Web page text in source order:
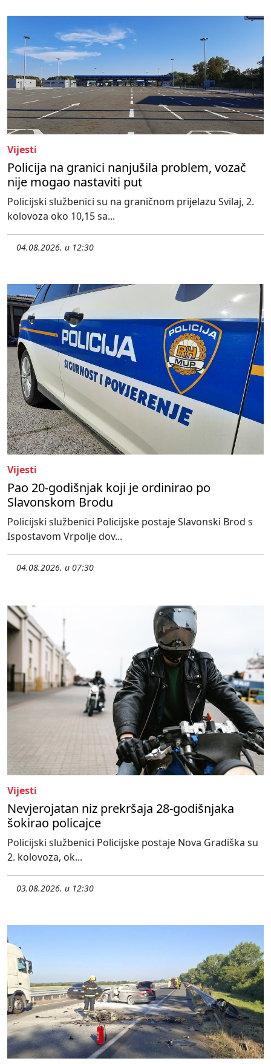
Vijesti
Policija na granici nanjušila problem, vozač
nije mogao nastaviti put
Policijski službenici su na graničnom prijelazu Svilaj, 2.
kolovoza oko 10,15 sa...
04.08.2026. u 12:30
Vijesti
Pao 20-godišnjak koji je ordinirao po
Slavonskom Brodu
Policijski službenici Policijske postaje Slavonski Brod s
Ispostavom Vrpolje dov...
04.08.2026. u 07:30
Vijesti
Nevjerojatan niz prekršaja 28-godišnjaka
šokirao policajce
Policijski službenici Policijske postaje Nova Gradiška su
2. kolovoza, ok...
03.08.2026. u 12:30